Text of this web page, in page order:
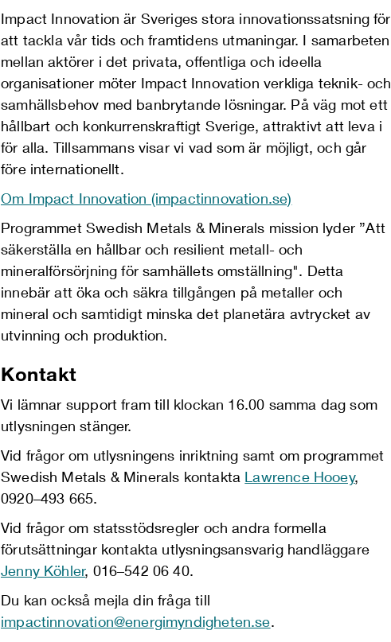
Impact Innovation är Sveriges stora innovationssatsning för
att tackla vår tids och framtidens utmaningar. I samarbeten
mellan aktörer i det privata, offentliga och ideella
organisationer möter Impact Innovation verkliga teknik- och
samhällsbehov med banbrytande lösningar. På väg mot ett
hållbart och konkurrenskraftigt Sverige, attraktivt att leva i
för alla. Tillsammans visar vi vad som är möjligt, och går
före internationellt.
Om Impact Innovation (impactinnovation.se)
Programmet Swedish Metals & Minerals mission lyder ”Att
säkerställa en hållbar och resilient metall- och
mineralförsörjning för samhällets omställning". Detta
innebär att öka och säkra tillgången på metaller och
mineral och samtidigt minska det planetära avtrycket av
utvinning och produktion.
Kontakt
Vi lämnar support fram till klockan 16.00 samma dag som
utlysningen stänger.
Vid frågor om utlysningens inriktning samt om programmet
Swedish Metals & Minerals kontakta Lawrence Hooey,
0920–493 665.
Vid frågor om statsstödsregler och andra formella
förutsättningar kontakta utlysningsansvarig handläggare
Jenny Köhler, 016–542 06 40.
Du kan också mejla din fråga till
impactinnovation@energimyndigheten.se.